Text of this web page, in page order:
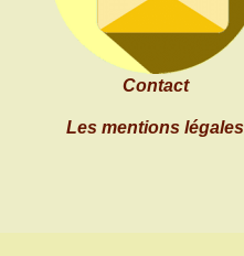
Contact
Les mentions légales